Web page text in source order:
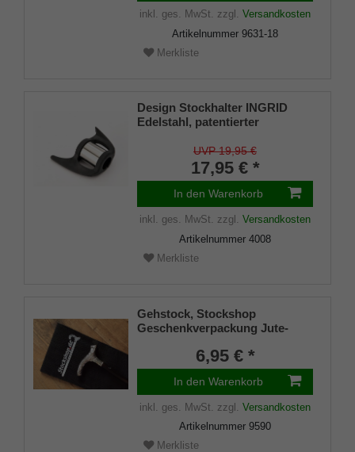
inkl. ges. MwSt. zzgl. Versandkosten
Artikelnummer 9631-18
Merkliste
Design Stockhalter INGRID
Edelstahl, patentierter
(18 - 22mm), Weichgummi
UVP 19,95 €
17,95 € *
In den Warenkorb
inkl. ges. MwSt. zzgl. Versandkosten
Artikelnummer 4008
Merkliste
Gehstock, Stockshop
Geschenkverpackung Jute-
Klettverschluss6,95 € *
In den Warenkorb
inkl. ges. MwSt. zzgl. Versandkosten
Artikelnummer 9590
Merkliste